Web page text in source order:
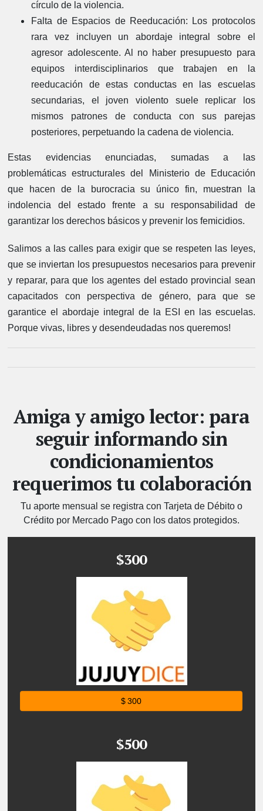
círculo de la violencia.
Falta de Espacios de Reeducación: Los protocolos
rara vez incluyen un abordaje integral sobre el
agresor adolescente. Al no haber presupuesto para
equipos interdisciplinarios que trabajen en la
reeducación de estas conductas en las escuelas
secundarias, el joven violento suele replicar los
mismos patrones de conducta con sus parejas
posteriores, perpetuando la cadena de violencia.
Estas evidencias enunciadas, sumadas a las
problemáticas estructurales del Ministerio de Educación
que hacen de la burocracia su único fin, muestran la
indolencia del estado frente a su responsabilidad de
garantizar los derechos básicos y prevenir los femicidios.
Salimos a las calles para exigir que se respeten las leyes,
que se inviertan los presupuestos necesarios para prevenir
y reparar, para que los agentes del estado provincial sean
capacitados con perspectiva de género, para que se
garantice el abordaje integral de la ESI en las escuelas.
Porque vivas, libres y desendeudadas nos queremos!
Amiga y amigo lector: para
seguir informando sin
condicionamientos
requerimos tu colaboración
Tu aporte mensual se registra con Tarjeta de Débito o
Crédito por Mercado Pago con los datos protegidos.
$300
$ 300
$500